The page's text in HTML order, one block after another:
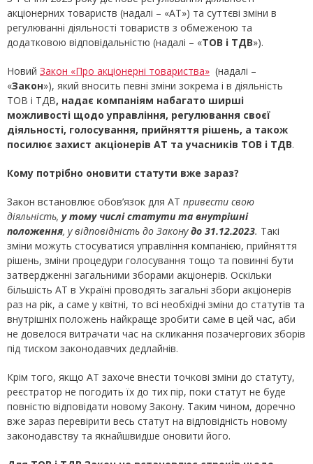
акціонерних товариств (надалі – «АТ») та суттєві зміни в
регулюванні діяльності товариств з обмеженою та
додатковою відповідальністю (надалі – «ТОВ і ТДВ»).
Новий Закон «Про акціонерні товариства» (надалі –
«Закон»), який вносить певні зміни зокрема і в діяльність
ТОВ і ТДВ, надає компаніям набагато ширші
можливості щодо управління, регулювання своєї
діяльності, голосування, прийняття рішень, а також
посилює захист акціонерів АТ та учасників ТОВ і ТДВ.
Кому потрібно оновити статути вже зараз?
Закон встановлює обов’язок для АТ привести свою
діяльність, у тому числі статути та внутрішні
положення, у відповідність до Законудо 31.12.2023. Такі
зміни можуть стосуватися управління компанією, прийняття
рішень, зміни процедури голосування тощо та повинні бути
затвердженні загальними зборами акціонерів. Оскільки
більшість АТ в Україні проводять загальні збори акціонерів
раз на рік, а саме у квітні, то всі необхідні зміни до статутів та
внутрішніх положень найкраще зробити саме в цей час, аби
не довелося витрачати час на скликання позачергових зборів
під тиском законодавчих дедлайнів.
Крім того, якщо АТ захоче внести точкові зміни до статуту,
реєстратор не погодить їх до тих пір, поки статут не буде
повністю відповідати новому Закону. Таким чином, доречно
вже зараз перевірити весь статут на відповідність новому
законодавству та якнайшвидше оновити його.